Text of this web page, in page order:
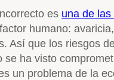
es una de
humano:
Así que los riesgos
ha visto
un problema de la